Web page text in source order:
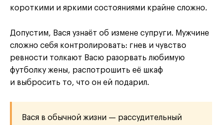
короткими и яркими состояниями крайне сложно.
Допустим, Вася узнаёт об измене супруги. Мужчине
сложно себя контролировать: гнев и чувство
ревности толкают Васю разорвать любимую
футболку жены, распотрошить её шкаф
и выбросить то, что он ей подарил.
Вася в обычной жизни — рассудительный